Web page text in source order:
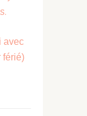
avec
férié)